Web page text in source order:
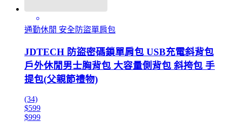
通勤休閒 安全防盜單肩包
JDTECH 防盜密碼鎖單肩包 USB充電斜背包
戶外休閒男士胸背包 大容量側背包 斜挎包 手
提包(父親節禮物)
(34)
$599
$999